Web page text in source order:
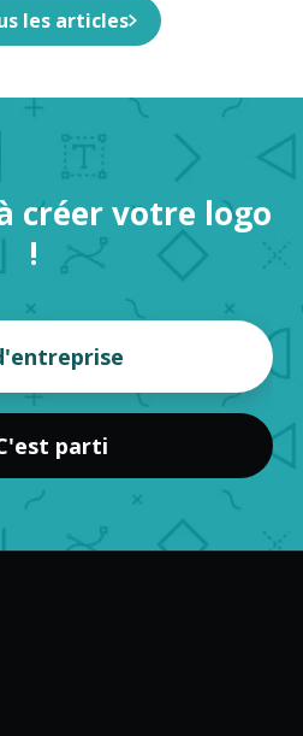
les articles
créer votre logo
!
parti